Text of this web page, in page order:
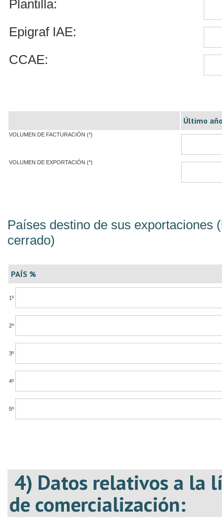
Plantilla:
Epigraf IAE:
CCAE:
Último
VOLUMEN DE FACTURACIÓN (*)
VOLUMEN DE EXPORTACIÓN (*)
Países destino de sus exportaciones
cerrado)
PAÍS %
1º
2º
3º
4º
5º
4) Datos relativos a la
de comercialización: